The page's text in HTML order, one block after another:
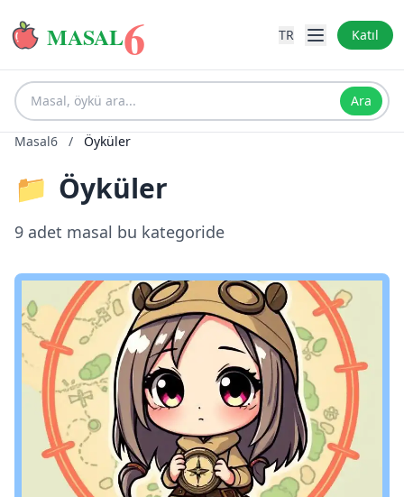
MASAL6 TR Katıl
Ara
Masal6 / Öyküler
📁 Öyküler
9 adet masal bu kategoride